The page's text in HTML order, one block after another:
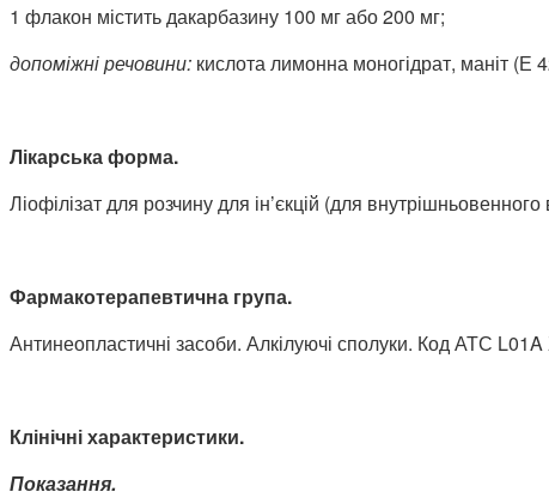
1 флакон містить дакарбазину 100 мг або 200 мг;
допоміжні речовини: кислота лимонна моногідрат, маніт (Е
Лікарська форма.
Ліофілізат для розчину для ін’єкцій (для
Фармакотерапевтична група.
Антинеопластичні засоби. Алкілуючі сполуки. Код АТС
Клінічні характеристики.
Показання.